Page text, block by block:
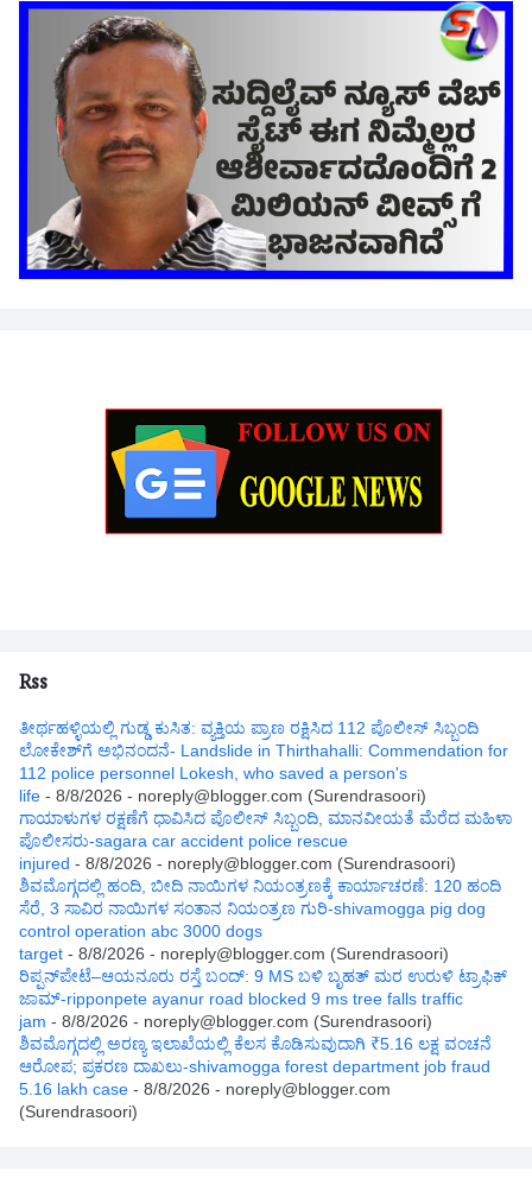
Rss
ತೀರ್ಥಹಳ್ಳಿಯಲ್ಲಿ ಗುಡ್ಡ ಕುಸಿತ: ವ್ಯಕ್ತಿಯ ಪ್ರಾಣ ರಕ್ಷಿಸಿದ 112 ಪೊಲೀಸ್ ಸಿಬ್ಬಂದಿ
ಲೋಕೇಶ್‌ಗೆ ಅಭಿನಂದನೆ- Landslide in Thirthahalli: Commendation for
112 police personnel Lokesh, who saved a person's
life - 8/8/2026 - noreply@blogger.com (Surendrasoori)
ಗಾಯಾಳುಗಳ ರಕ್ಷಣೆಗೆ ಧಾವಿಸಿದ ಪೊಲೀಸ್ ಸಿಬ್ಬಂದಿ, ಮಾನವೀಯತೆ ಮೆರೆದ ಮಹಿಳಾ
ಪೊಲೀಸರು-sagara car accident police rescue
injured - 8/8/2026 - noreply@blogger.com (Surendrasoori)
ಶಿವಮೊಗ್ಗದಲ್ಲಿ ಹಂದಿ, ಬೀದಿ ನಾಯಿಗಳ ನಿಯಂತ್ರಣಕ್ಕೆ ಕಾರ್ಯಾಚರಣೆ: 120 ಹಂದಿ
ಸೆರೆ, 3 ಸಾವಿರ ನಾಯಿಗಳ ಸಂತಾನ ನಿಯಂತ್ರಣ ಗುರಿ-shivamogga pig dog
control operation abc 3000 dogs
target - 8/8/2026 - noreply@blogger.com (Surendrasoori)
ರಿಪ್ಪನ್‌ಪೇಟೆ–ಆಯನೂರು ರಸ್ತೆ ಬಂದ್: 9 MS ಬಳಿ ಬೃಹತ್ ಮರ ಉರುಳಿ ಟ್ರಾಫಿಕ್
ಜಾಮ್-ripponpete ayanur road blocked 9 ms tree falls traffic
jam - 8/8/2026 - noreply@blogger.com (Surendrasoori)
ಶಿವಮೊಗ್ಗದಲ್ಲಿ ಅರಣ್ಯ ಇಲಾಖೆಯಲ್ಲಿ ಕೆಲಸ ಕೊಡಿಸುವುದಾಗಿ ₹5.16 ಲಕ್ಷ ವಂಚನೆ
ಆರೋಪ; ಪ್ರಕರಣ ದಾಖಲು-shivamogga forest department job fraud
5.16 lakh case - 8/8/2026 - noreply@blogger.com
(Surendrasoori)